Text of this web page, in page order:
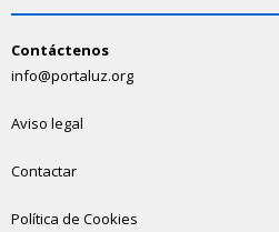
Contáctenos
info@portaluz.org
Aviso legal
Contactar
Política de Cookies